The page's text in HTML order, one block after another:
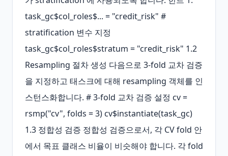
task_gc$col_roles$... = "credit_risk" #
stratification 변수 지정
task_gc$col_roles$stratum = "credit_risk" 1.2
Resampling 절차 생성 다음으로 3-fold 교차 검증
을 지정하고 태스크에 대해 resampling 객체를 인
스턴스화합니다. # 3-fold 교차 검증 설정 cv =
rsmp("cv", folds = 3) cv$instantiate(task_gc)
1.3 정합성 검증 정합성 검증으로서, 각 CV fold 안
에서 목표 클래스 비율이 비슷해야 합니다. 각 fold